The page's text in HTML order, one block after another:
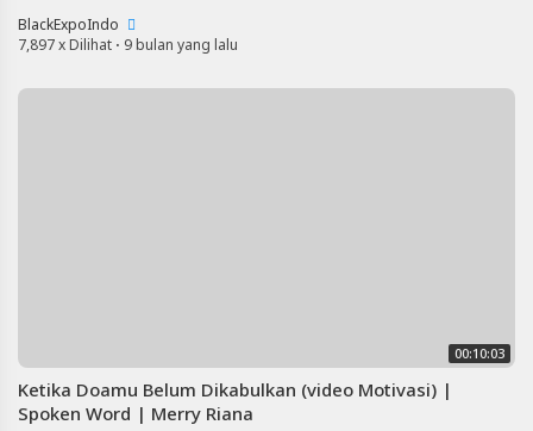
BlackExpoIndo
7,897 x Dilihat · 9 bulan yang lalu
00:10:03
Ketika Doamu Belum Dikabulkan (video Motivasi) |
Spoken Word | Merry Riana